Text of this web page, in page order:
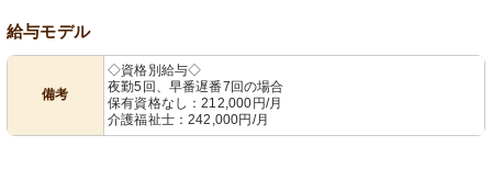
給与モデル
備考
◇資格別給与◇
夜勤5回、早番遅番7回の場合
保有資格なし：212,000円/月
介護福祉士：242,000円/月